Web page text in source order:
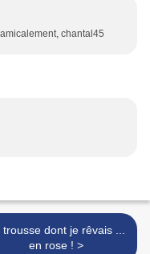
chantal45
trousse dont je rêvais ...
en rose ! >